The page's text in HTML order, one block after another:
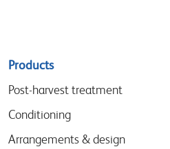
Sitemap
menu
Products
Post-harvest treatment
Conditioning
Arrangements & design